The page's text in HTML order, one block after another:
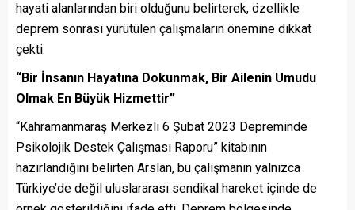
hayati alanlarından biri olduğunu belirterek, özellikle
deprem sonrası yürütülen çalışmaların önemine dikkat
çekti.
“Bir İnsanın Hayatına Dokunmak, Bir Ailenin Umudu
Olmak En Büyük Hizmettir”
“Kahramanmaraş Merkezli 6 Şubat 2023 Depreminde
Psikolojik Destek Çalışması Raporu” kitabının
hazırlandığını belirten Arslan, bu çalışmanın yalnızca
Türkiye’de değil uluslararası sendikal hareket içinde de